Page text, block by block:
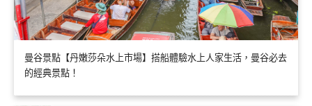
曼谷景點【丹嫩莎朵水上市場】搭船體驗水上人家生活，曼谷必去
的經典景點！